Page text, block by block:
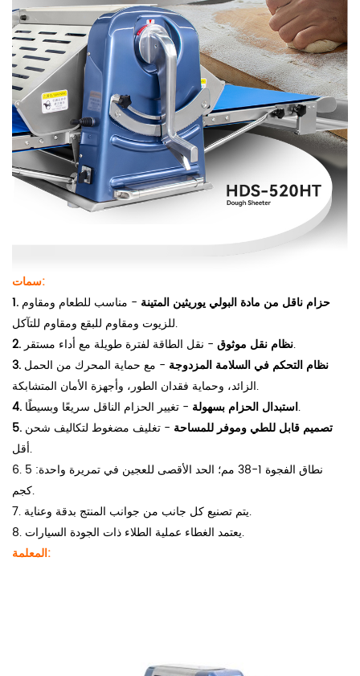
سمات:
1. حزام ناقل من مادة البولي يوريثين المتينة - مناسب للطعام ومقاوم
للزيوت ومقاوم للبقع ومقاوم للتآكل.
2. نظام نقل موثوق- نقل الطاقة لفترة طويلة مع أداء مستقر.
3. نظام التحكم في السلامة المزدوجة - مع حماية المحرك من الحمل
الزائد، وحماية فقدان الطور، وأجهزة الأمان المتشابكة.
4. استبدال الحزام بسهولة- تغيير الحزام الناقل سريعًا وبسيطًا.
5. تصميم قابل للطي وموفر للمساحة - تغليف مضغوط لتكاليف شحن
أقل.
6. نطاق الفجوة 1-38 مم؛ الحد الأقصى للعجين في تمريرة واحدة: 5
كجم.
7. يتم تصنيع كل جانب من جوانب المنتج بدقة وعناية.
8. يعتمد الغطاء عملية الطلاء ذات الجودة السيارات.
المعلمة: